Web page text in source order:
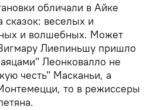
обличали в Айке
сказок: веселых и
и волшебных. Может
Лиепиньшу пришло
Леонковалло не
честь" Масканьи, а
то в режиссеры